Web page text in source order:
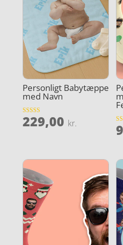
Personligt Babytæppe
med Navn
Vurderet
3.9
229,00 kr.
4.2